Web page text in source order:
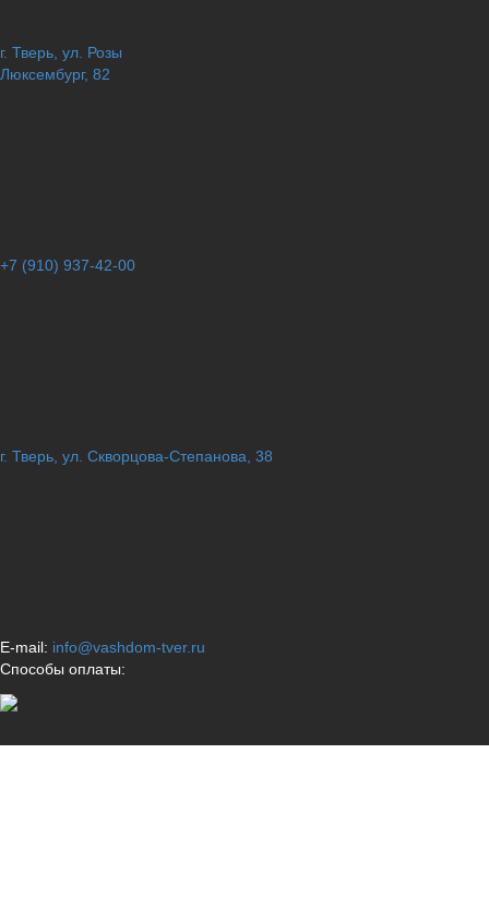
г. Тверь, ул. Розы
Люксембург, 82
+7 (910) 937-42-00
г. Тверь, ул. Скворцова-Степанова, 38
E-mail: info@vashdom-tver.ru
Способы оплаты: